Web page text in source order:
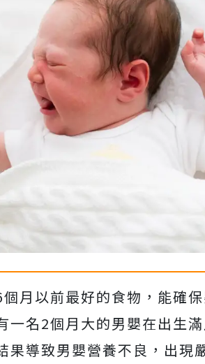
月以前最好的食物，能確
一名2個月大的男嬰在出生
果導致男嬰營養不良，出現